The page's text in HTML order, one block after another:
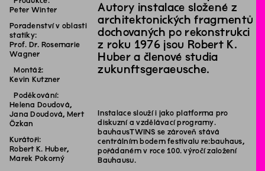
Peter Winter
Poradenství v oblasti
statiky:
Prof. Dr. Rosemarie
Wagner
Montáž:
Kevin Kutzner
Poděkování:
Helena Doudová,
Jana Doudová, Mert
Özkan
Kurátoři:
Robert K. Huber,
Marek Pokorný
Autory instalace složené z
architektonických fragmentů
dochovaných po rekonstrukci
z roku 1976 jsou Robert K.
Huber a členové studia
zukunftsgeraeusche.
Instalace slouží i jako platforma pro
diskuzní a vzdělávací programy.
bauhausTWINS se zároveň stává
centrálním bodem festivalu re:bauhaus,
pořádaném v roce 100. výročí založení
Bauhausu.